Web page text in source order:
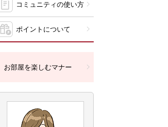
コミュニティの使い方
ポイントについて
お部屋を楽しむマナー